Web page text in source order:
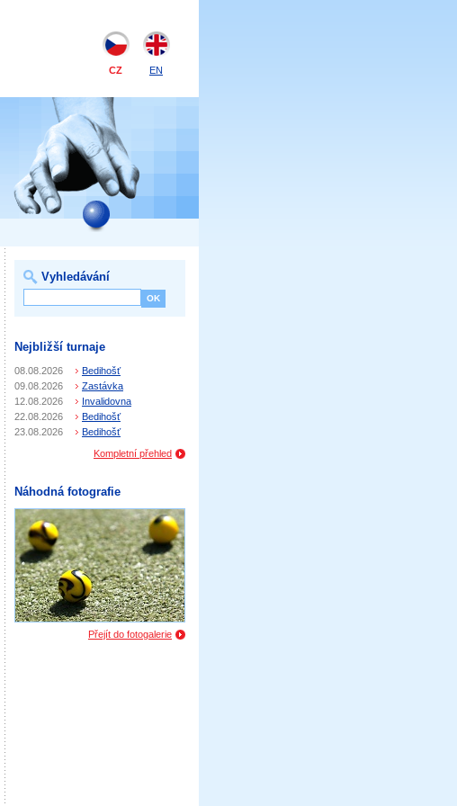
CZ EN
Vyhledávání
Nejbližší turnaje
08.08.2026
Bedihošť
09.08.2026
Zastávka
12.08.2026
Invalidovna
22.08.2026
Bedihošť
23.08.2026
Bedihošť
Kompletní přehled
Náhodná fotografie
Přejít do fotogalerie